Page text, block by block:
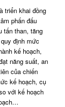
triển khai đồng
phấn đấu
tấn than, tăng
định mức
kế hoạch,
năng suất, an
của chiến
kế hoạch, cụ
với kế hoạch